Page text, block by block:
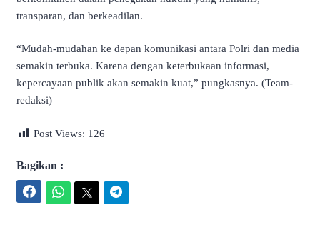
transparan, dan berkeadilan.
“Mudah-mudahan ke depan komunikasi antara Polri dan media
semakin terbuka. Karena dengan keterbukaan informasi,
kepercayaan publik akan semakin kuat,” pungkasnya. (Team-
redaksi)
Post Views: 126
Bagikan :